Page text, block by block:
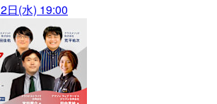
日(水) 19:00